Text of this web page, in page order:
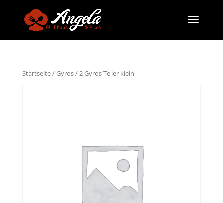
Startseite/Gyros/ 2 Gyros Teller klein